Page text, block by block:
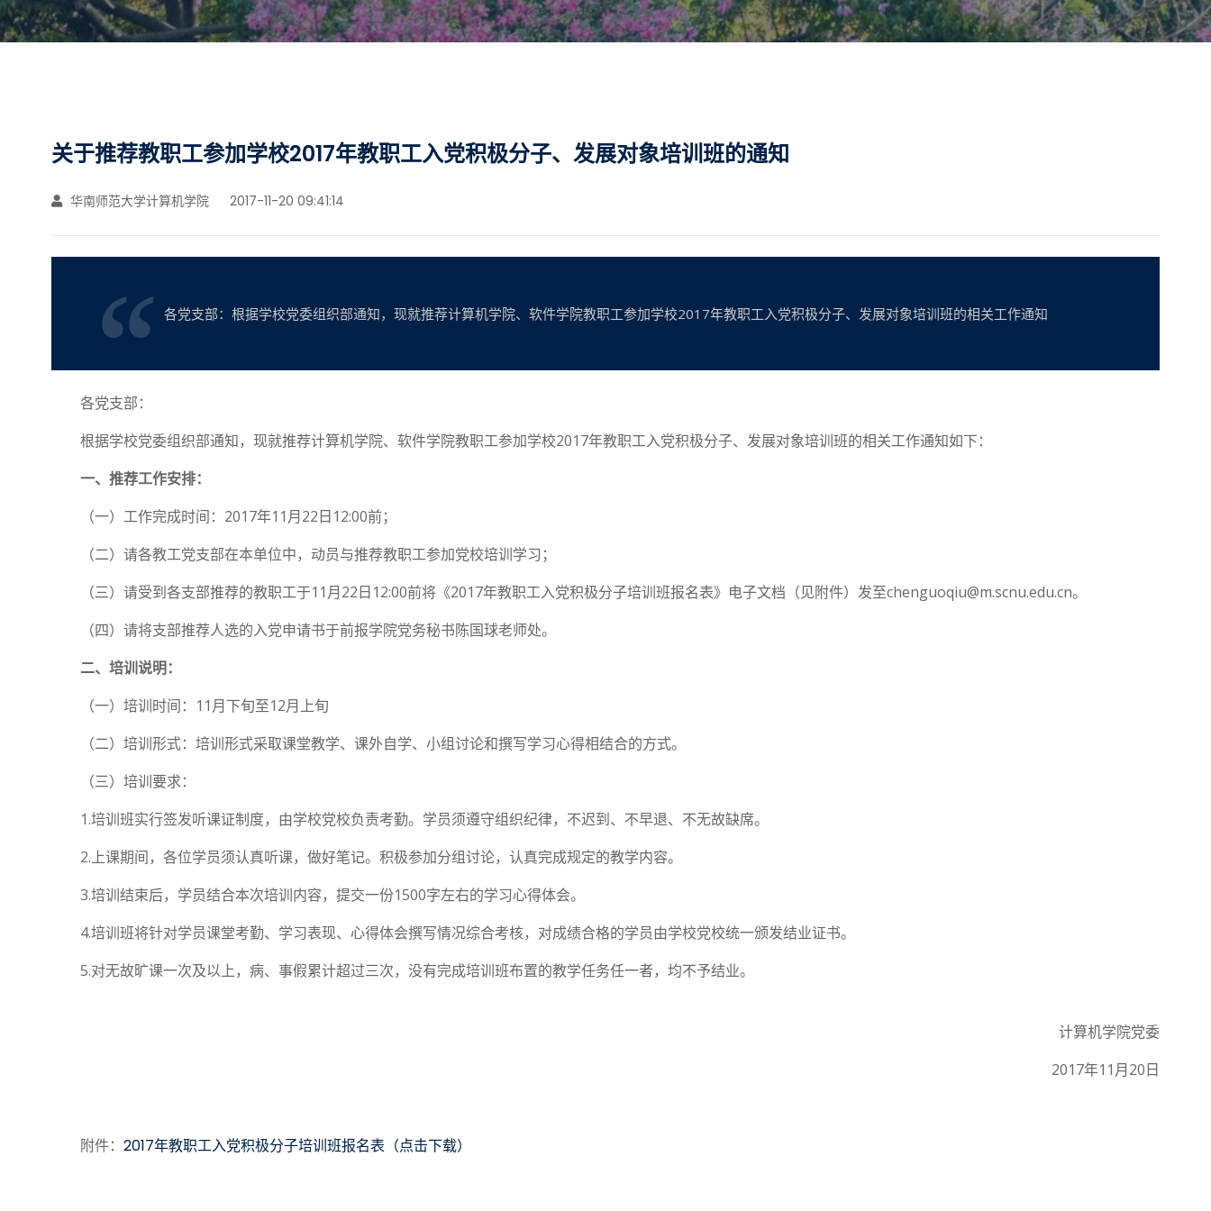
关于推荐教职工参加学校2017年教职工入党积极分子、发展对象培训班的通知
华南师范大学计算机学院 2017-11-20 09:41:14
各党支部：根据学校党委组织部通知，现就推荐计算机学院、软件学院教职工参加学校2017年教职工入党积极分子、发展对象培训班的相关工作通知
各党支部：
根据学校党委组织部通知，现就推荐计算机学院、软件学院教职工参加学校2017年教职工入党积极分子、发展对象培训班的相关工作通知如下：
一、推荐工作安排：
（一）工作完成时间：2017年11月22日12:00前；
（二）请各教工党支部在本单位中，动员与推荐教职工参加党校培训学习；
（三）请受到各支部推荐的教职工于11月22日12:00前将《2017年教职工入党积极分子培训班报名表》电子文档（见附件）发至chenguoqiu@m.scnu.edu.cn。
（四）请将支部推荐人选的入党申请书于前报学院党务秘书陈国球老师处。
二、培训说明：
（一）培训时间：11月下旬至12月上旬
（二）培训形式：培训形式采取课堂教学、课外自学、小组讨论和撰写学习心得相结合的方式。
（三）培训要求：
1.培训班实行签发听课证制度，由学校党校负责考勤。学员须遵守组织纪律，不迟到、不早退、不无故缺席。
2.上课期间，各位学员须认真听课，做好笔记。积极参加分组讨论，认真完成规定的教学内容。
3.培训结束后，学员结合本次培训内容，提交一份1500字左右的学习心得体会。
4.培训班将针对学员课堂考勤、学习表现、心得体会撰写情况综合考核，对成绩合格的学员由学校党校统一颁发结业证书。
5.对无故旷课一次及以上，病、事假累计超过三次，没有完成培训班布置的教学任务任一者，均不予结业。
计算机学院党委
2017年11月20日
附件： 2017年教职工入党积极分子培训班报名表（点击下载）